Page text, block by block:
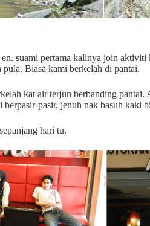
en. suami pertama kalinya join
Biasa kami berkelah di pantai.
kat air terjun berbanding
berpasir-pasir, jenuh nak basuh kaki
hari tu.